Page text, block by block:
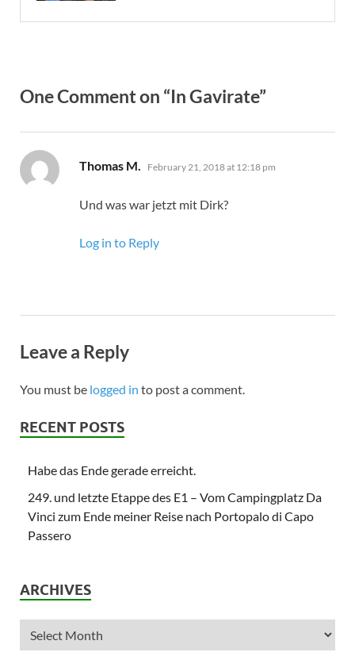
One Comment on “In Gavirate”
Thomas M. says:
February 21, 2018 at 12:18 pm
Und was war jetzt mit Dirk?
Log in to Reply
Leave a Reply
You must be logged in to post a comment.
RECENT POSTS
Habe das Ende gerade erreicht.
249. und letzte Etappe des E1 – Vom Campingplatz Da
Vinci zum Ende meiner Reise nach Portopalo di Capo
Passero
ARCHIVES